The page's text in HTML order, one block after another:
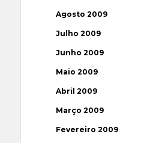
Agosto 2009
Julho 2009
Junho 2009
Maio 2009
Abril 2009
Março 2009
Fevereiro 2009